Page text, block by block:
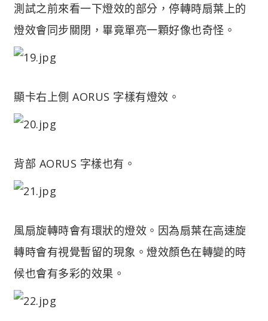
測試之前來看一下燈效的部分，停轉時扇葉上的
燈效會同步關閉，畢竟單亮一顆好像也奇怪。
顯卡右上側 AORUS 字樣有燈效。
背部 AORUS 字樣也有。
風扇旋轉時會有環狀的燈效。因為扇葉在高速旋
轉時會有視覺暫留的現象。燈效顏色在轉變的時
候也會有多彩的效果。